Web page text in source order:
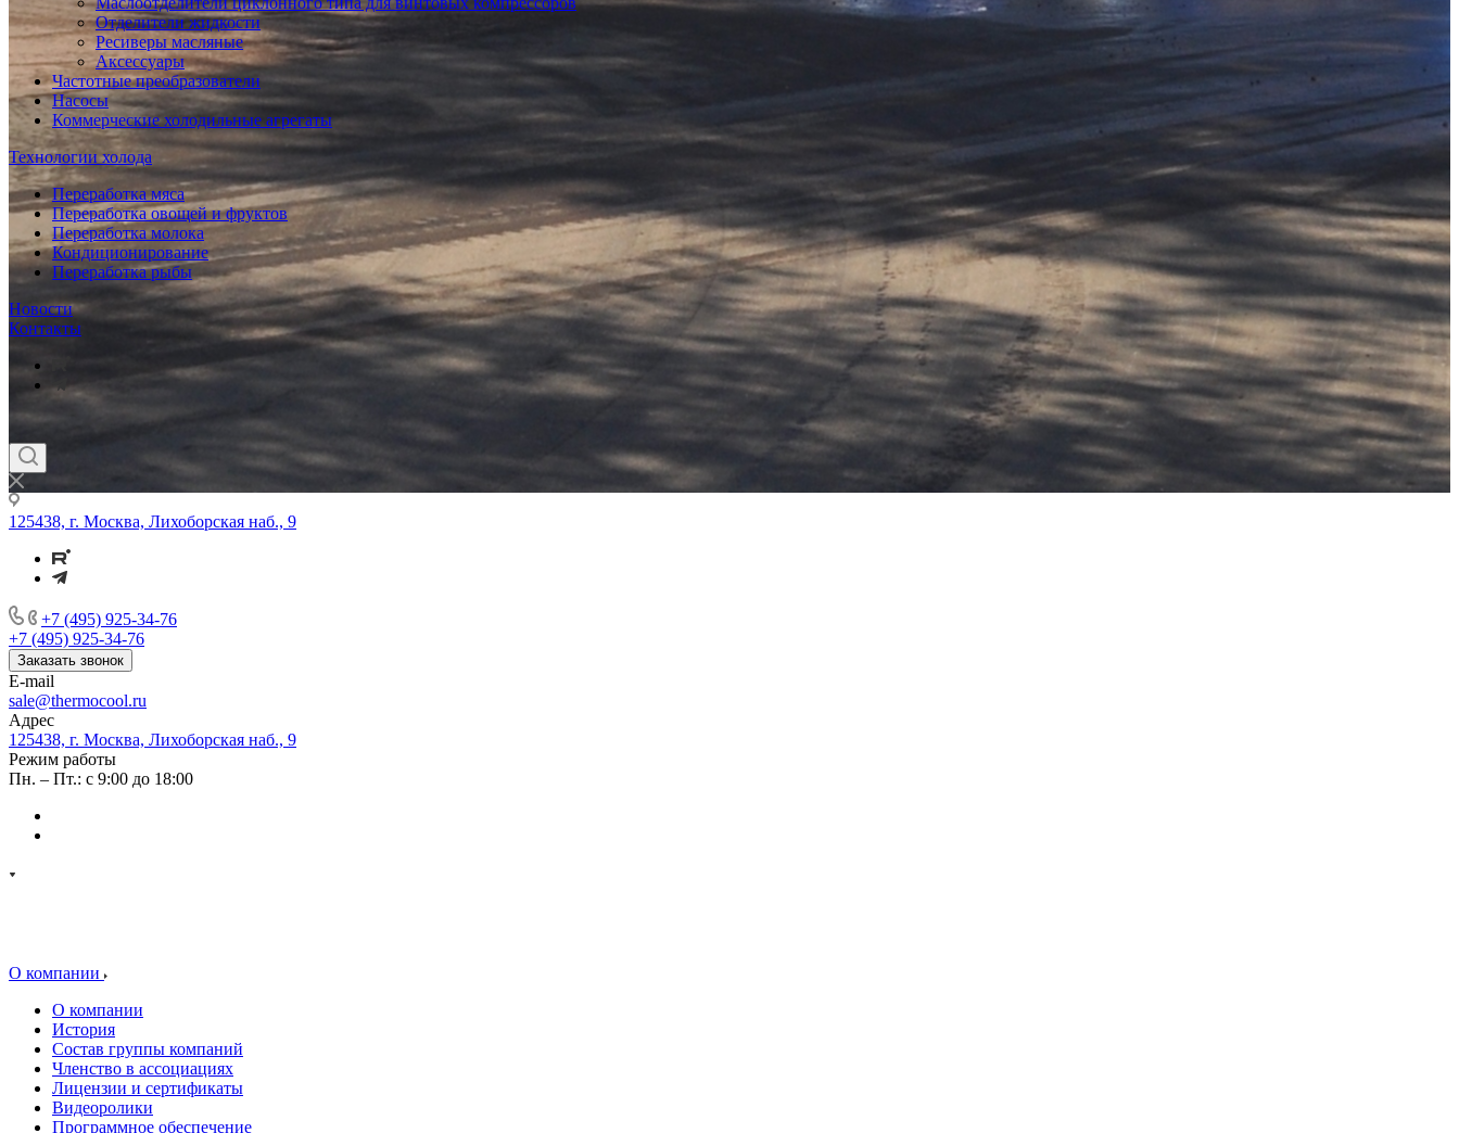
Отделители жидкости
Ресиверы масляные
Аксессуары
Частотные преобразователи
Насосы
Коммерческие холодильные агрегаты
Технологии холода
Переработка мяса
Переработка овощей и фруктов
Переработка молока
Кондиционирование
Переработка рыбы
Новости
Контакты
125438, г. Москва, Лихоборская наб., 9
+7 (495) 925-34-76
+7 (495) 925-34-76
Заказать звонок
E-mail
sale@thermocool.ru
Адрес
125438, г. Москва, Лихоборская наб., 9
Режим работы
Пн. – Пт.: с 9:00 до 18:00
О компании
О компании
История
Состав группы компаний
Членство в ассоциациях
Лицензии и сертификаты
Видеоролики
Программное обеспечение